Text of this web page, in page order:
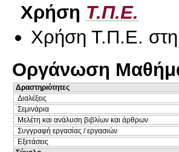
Χρήση Τ.Π.Ε.
Χρήση Τ.Π.Ε. στη
Οργάνωση
Δραστηριότητες
Διαλέξεις
Σεμινάρια
Μελέτη και ανάλυση βιβλίων και άρθρων
Συγγραφή εργασίας / εργασιών
Εξετάσεις